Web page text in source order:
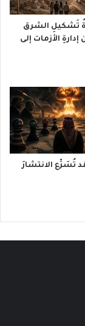
تَشكيلِ الشرق
الأزمات إلى
تُسَرِّع الانتشارَ